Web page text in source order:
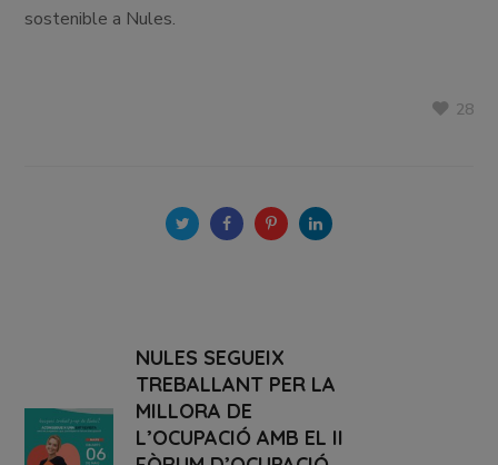
sostenible a Nules.
28
NULES SEGUEIX
TREBALLANT PER LA
MILLORA DE
L’OCUPACIÓ AMB EL II